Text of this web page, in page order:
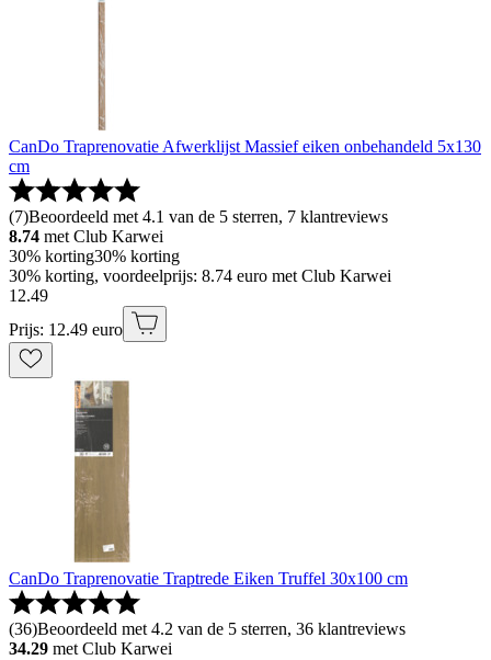
CanDo Traprenovatie Afwerklijst Massief eiken onbehandeld 5x130
cm
(7)Beoordeeld met 4.1 van de 5 sterren, 7 klantreviews
8.74 met Club Karwei
30% korting30% korting
30% korting, voordeelprijs: 8.74 euro met Club Karwei
12.49
Prijs: 12.49 euro
CanDo Traprenovatie Traptrede Eiken Truffel 30x100 cm
(36)Beoordeeld met 4.2 van de 5 sterren, 36 klantreviews
34.29 met Club Karwei